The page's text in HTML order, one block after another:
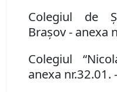
Colegiul de
Braşov- anexa
Colegiul“
anexa nr.32.01.